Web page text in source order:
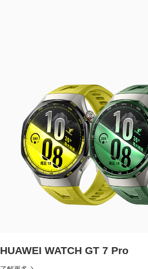
HUAWEI WATCH GT 7 Pro